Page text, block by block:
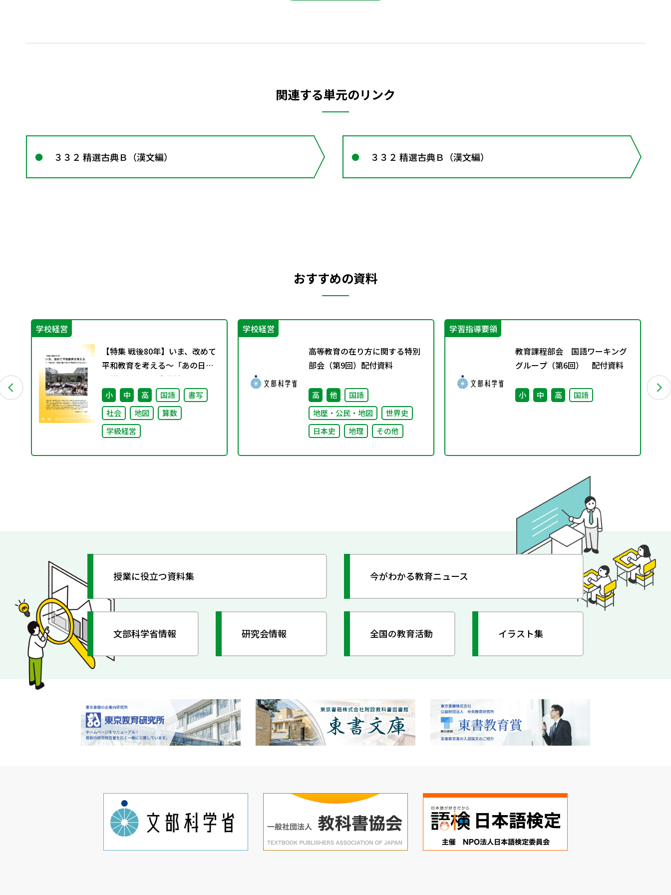
関連する単元のリンク
３３２ 精選古典Ｂ（漢文編） ３３２ 精選古典Ｂ（漢文編）
おすすめの資料
学校経営
【特集 戦後80年】いま、改めて
平和教育を考える〜「あの日」
を語り継ぐ本川小学校の子ども
たち〜
小 中 高 国語
書写
社会
地図
算数
学級経営
学校経営
高等教育の在り方に関する特別
部会（第9回）配付資料
高 他
国語
地歴・公民・地図
世界史
日本史
地理 その他
学習指導要領
教育課程部会 国語ワーキング
グループ（第6回） 配付資料
小 中 高 国語
授業に役立つ資料集 今がわかる教育ニュース
文部科学省情報 研究会情報 全国の教育活動 イラスト集